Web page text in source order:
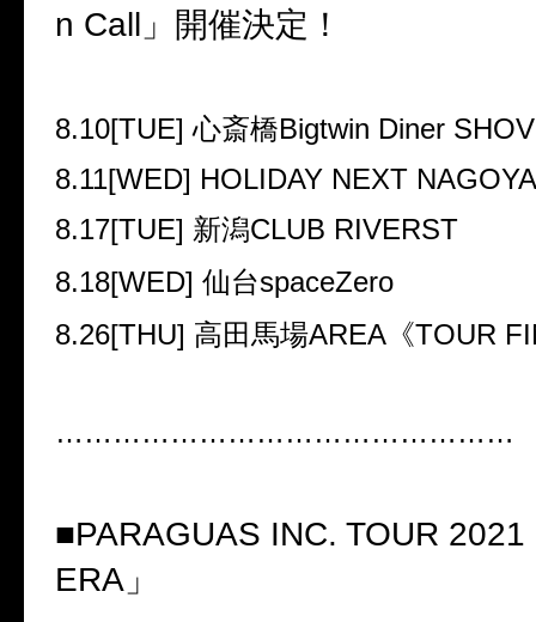
n Call 」開催決定！
8.10[TUE]心斎橋Bigtwin Diner
8.11[WED] HOLIDAY NEXT NAGOYA
8.17[TUE] 新潟CLUB RIVERST
8.18[WED] 仙台spaceZero
8.26[THU] 高田馬場AREA 《TOUR
…………………………………………
■PARAGUAS INC. TOUR 2021
ERA 」